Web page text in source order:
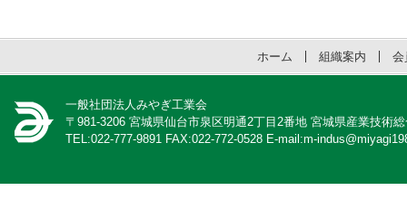
ホーム 組織案内 会
一般社団法人みやぎ工業会
〒981-3206 宮城県仙台市泉区明通2丁目2番地 宮城県産業技術
TEL:022-777-9891 FAX:022-772-0528 E-mail:m-